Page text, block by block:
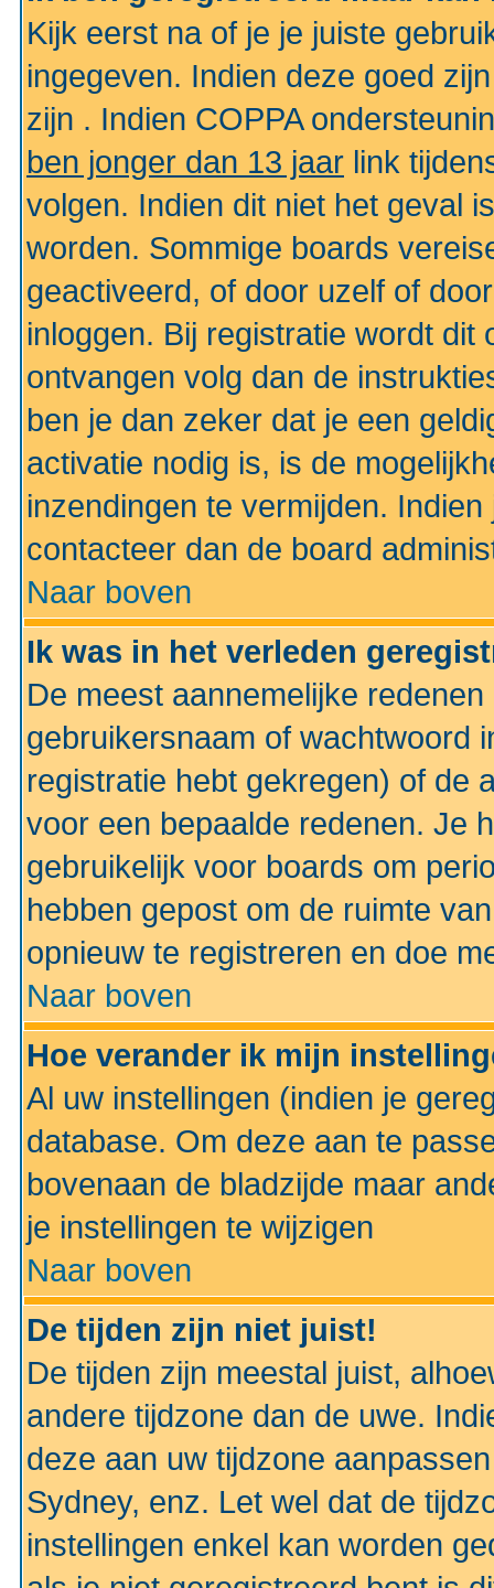
Kijk eerst na of je je juiste
ingegeven. Indien deze goed
zijn . Indien COPPA
ben jonger dan 13 jaar link
volgen. Indien dit niet het geval
worden. Sommige boards
geactiveerd, of door uzelf of
inloggen. Bij registratie wordt dit
ontvangen volg dan de
ben je dan zeker dat je een
activatie nodig is, is de
inzendingen te vermijden.
contacteer dan de board
Naar boven
Ik was in het verleden
De meest aannemelijke
gebruikersnaam of wachtwoord
registratie hebt gekregen) of de
voor een bepaalde redenen. Je
gebruikelijk voor boards om
hebben gepost om de ruimte
opnieuw te registreren en doe
Naar boven
Hoe verander ik mijn
Al uw instellingen (indien je
database. Om deze aan te
bovenaan de bladzijde maar
je instellingen te wijzigen
Naar boven
De tijden zijn niet juist!
De tijden zijn meestal juist,
andere tijdzone dan de uwe.
deze aan uw tijdzone
Sydney, enz. Let wel dat de
instellingen enkel kan worden